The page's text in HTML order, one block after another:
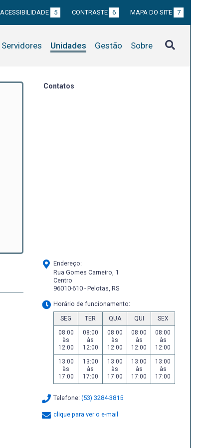
ACESSIBILIDADE 5 CONTRASTE 6 MAPA DO SITE 7
Servidores Unidades Gestão Sobre
Contatos
Endereço:
Rua Gomes Carneiro, 1
Centro
96010-610 - Pelotas, RS
Horário de funcionamento:
SEG TER QUA QUI
SEX
08:00
às
12:00
08:00
às
12:00
08:00
às
12:00
08:00
às
12:00
08:00
às
12:00
13:00
às
17:00
13:00
às
17:00
13:00
às
17:00
13:00
às
17:00
13:00
às
17:00
Telefone: (53) 3284-3815
clique para ver o e-mail